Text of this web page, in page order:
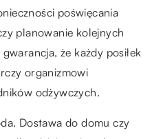
poświęcania
planowanie kolejnych
że każdy posiłek
organizmowi
odżywczych.
Dostawa do domu czy